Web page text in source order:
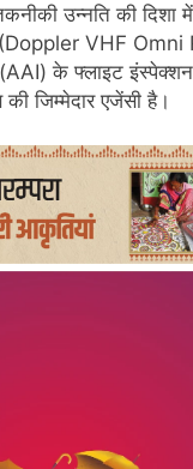
उन्नति की दिशा
VHF Omni
के फ्लाइट
जिम्मेदार एजेंसी है।